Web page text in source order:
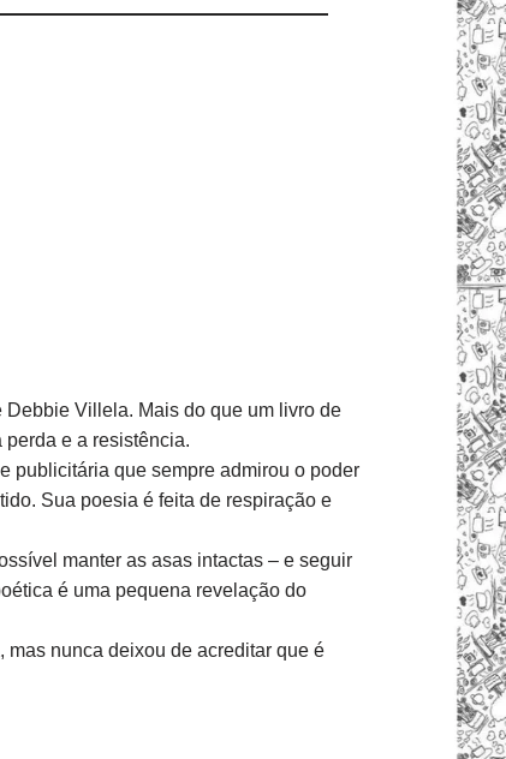
Debbie Villela. Mais do que um livro de
e a resistência.
publicitária que sempre admirou o poder
Sua poesia é feita de respiração e
manter as asas intactas – e seguir
é uma pequena revelação do
mas nunca deixou de acreditar que é